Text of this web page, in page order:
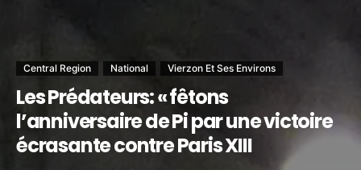
Central Region National Vierzon Et Ses Environs
Les Prédateurs: « fêtons
l’anniversaire de Pi par une victoire
écrasante contre Paris XIII